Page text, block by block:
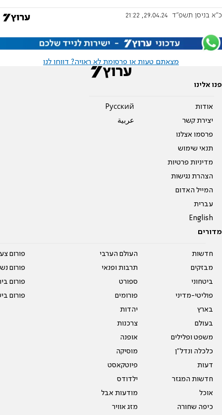
כ"א בניסן תשפ"ד 29.04.24, 21:22
מצאתם טעות או פרסומת לא ראויה? דווחו לנו
פנו אלינו
אודות
יצירת קשר
פרסמו אצלנו
תנאי שימוש
מדיניות פרטיות
הצהרת נגישות
המייל האדום
עברית
English
Pусский
عربية
מדורים
חדשות
מבזקים
ביטחוני
פוליטי-מדיני
בארץ
בעולם
משפט ופלילים
כלכלה ונדל"ן
דעות
חדשות המגזר
אוכל
כיפה שחורה
העולם הערבי
תרבות ופנאי
ספורט
פורומים
יהדות
צרכנות
אופנה
מוסיקה
פיוטקאסט
ילדודס
מודעות אבל
מזג אוויר
פורום
פורום
פורום
פורום